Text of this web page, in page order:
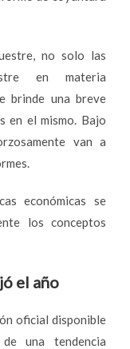
no solo las
en materia
brinde una breve
en el mismo. Bajo
van a
económicas se
los conceptos
el año
oficial disponible
una tendencia